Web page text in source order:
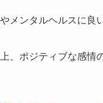
メンタルヘルスに良
、ポジティブな感情